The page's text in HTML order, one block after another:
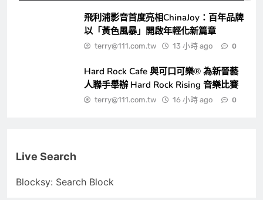
飛利浦影音首度亮相ChinaJoy：百年品牌
以「黃色風暴」開啟年輕化新篇章
terry@111.com.tw 13 小時 ago 0
Hard Rock Cafe 與可口可樂® 為新晉藝
人聯手舉辦 Hard Rock Rising 音樂比賽
terry@111.com.tw 16 小時 ago 0
Live Search
Blocksy: Search Block